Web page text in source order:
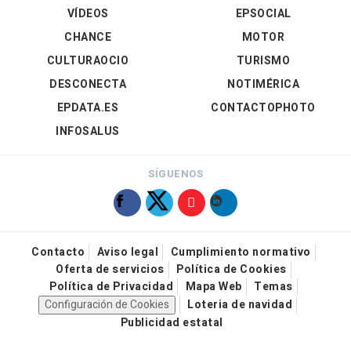
VÍDEOS
EPSOCIAL
CHANCE
CULTURAOCIO
DESCONECTA
EPDATA.ES
INFOSALUS
MOTOR
TURISMO
NOTIMÉRICA
CONTACTOPHOTO
SÍGUENOS
Contacto Aviso legal
Cumplimiento normativo
Oferta de servicios
Política de Cookies
Política de Privacidad
Mapa Web
Temas
Configuración de Cookies
Loteria de navidad
Publicidad estatal